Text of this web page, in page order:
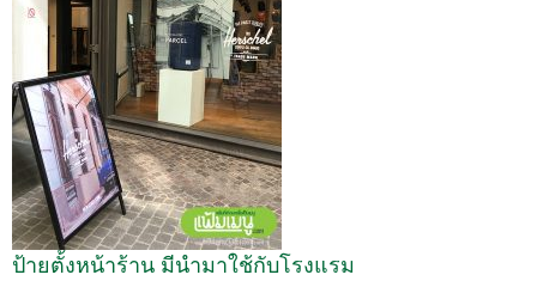
ป้ายตั้งหน้าร้าน มีนำมาใช้กับโรงแรม